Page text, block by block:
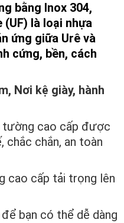
bằng Inox 304,
(UF) là loại nhựa
ứng giữa Urê và
cứng, bền, cách
Nơi kệ giày, hành
tường cao cấp được
chắc chắn, an toàn
cao cấp tải trọng lên
bạn có thể dễ dàng